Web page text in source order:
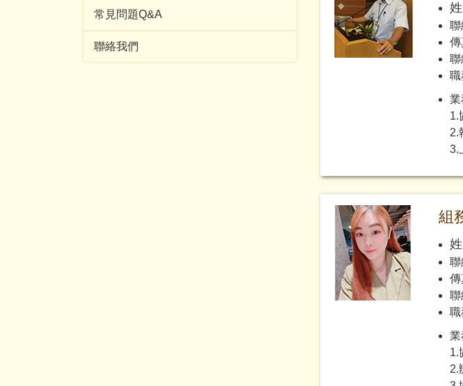
常見問題Q&A
聯絡我們
聯
傳
聯
職
業
1.
2.
3.
組
聯
傳
聯
職
業
1.
2.